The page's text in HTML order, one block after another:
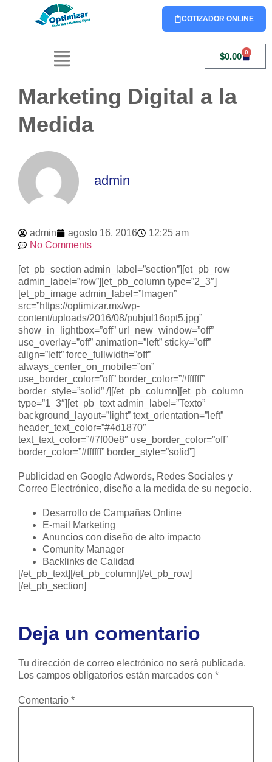
COTIZADOR ONLINE
$0.00 0
Marketing Digital a la
Medida
admin
admin agosto 16, 2016
12:25 am
No Comments
[et_pb_section admin_label=”section”][et_pb_row
admin_label=”row”][et_pb_column type=”2_3″]
[et_pb_image admin_label=”Imagen”
src=”https://optimizar.mx/wp-
content/uploads/2016/08/pubjul16opt5.jpg”
show_in_lightbox=”off” url_new_window=”off”
use_overlay=”off” animation=”left” sticky=”off”
align=”left” force_fullwidth=”off”
always_center_on_mobile=”on”
use_border_color=”off” border_color=”#ffffff”
border_style=”solid” /][/et_pb_column][et_pb_column
type=”1_3″][et_pb_text admin_label=”Texto”
background_layout=”light” text_orientation=”left”
header_text_color=”#4d1870″
text_text_color=”#7f00e8″ use_border_color=”off”
border_color=”#ffffff” border_style=”solid”]
Publicidad en Google Adwords, Redes Sociales y
Correo Electrónico, diseño a la medida de su negocio.
Desarrollo de Campañas Online
E-mail Marketing
Anuncios con diseño de alto impacto
Comunity Manager
Backlinks de Calidad
[/et_pb_text][/et_pb_column][/et_pb_row]
[/et_pb_section]
Deja un comentario
Tu dirección de correo electrónico no será publicada.
Los campos obligatorios están marcados con *
Comentario *